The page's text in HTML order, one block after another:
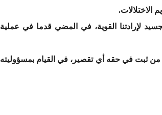
الاختلالات.
لإرادتنا القوية، في المضي قدما في عملية
من ثبت في حقه أي تقصير، في القيام بمسؤوليته